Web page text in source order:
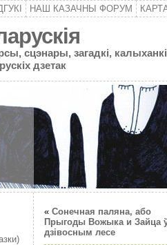
НАШ КАЗАЧНЫ ФОРУМ
сцэнары, загадкі,
дзетак
« Сонечная паляна, або
Прыгоды Вожыка и Зайца
дзівосным лесе